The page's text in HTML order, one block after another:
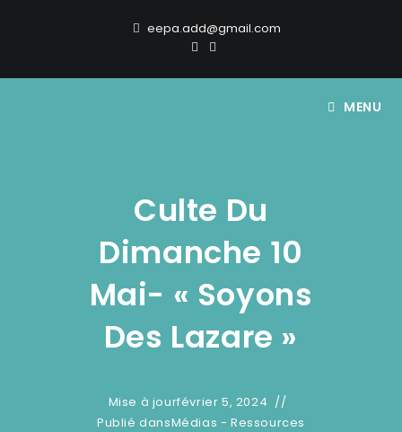
eepa.add@gmail.com
MENU
Culte Du
Dimanche 10
Mai- « Soyons
Des Lazare »
Mise à jourfévrier 5, 2024
Publié dansMédias - Ressources